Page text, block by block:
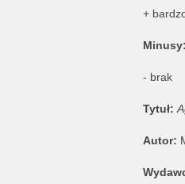
+
Minusy:
- brak
Tytuł:
Autor: